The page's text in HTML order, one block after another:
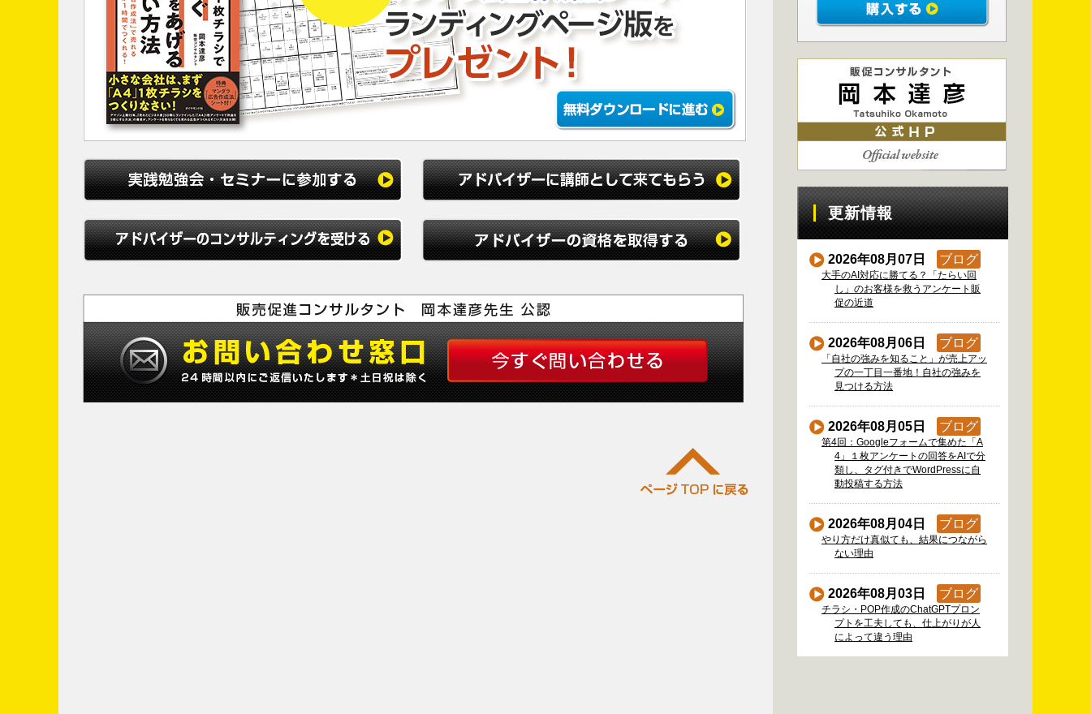
更新情報
2026年08月07日 ブログ
大手のAI対応に勝てる？「たらい回
し」のお客様を救うアンケート販
促の近道
2026年08月06日 ブログ
「自社の強みを知ること」が売上アッ
プの一丁目一番地！自社の強みを
見つける方法
2026年08月05日 ブログ
第4回：Googleフォームで集めた「A
4」１枚アンケートの回答をAIで分
類し、タグ付きでWordPressに自
動投稿する方法
2026年08月04日 ブログ
やり方だけ真似ても、結果につながら
ない理由
2026年08月03日 ブログ
チラシ・POP作成のChatGPTプロン
プトを工夫しても、仕上がりが人
によって違う理由